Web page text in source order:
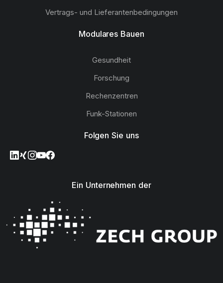
Vertrags- und Lieferantenbedingungen
Modulares Bauen
Gesundheit
Forschung
Rechenzentren
Funk-Stationen
Folgen Sie uns
Ein Unternehmen der